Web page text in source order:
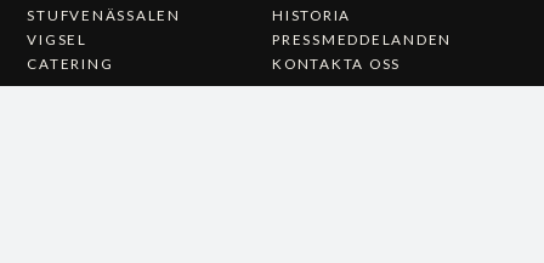
STUFVENÄSSALEN
VIGSEL
CATERING
HISTORIA
PRESSMEDDELANDEN
KONTAKTA OSS